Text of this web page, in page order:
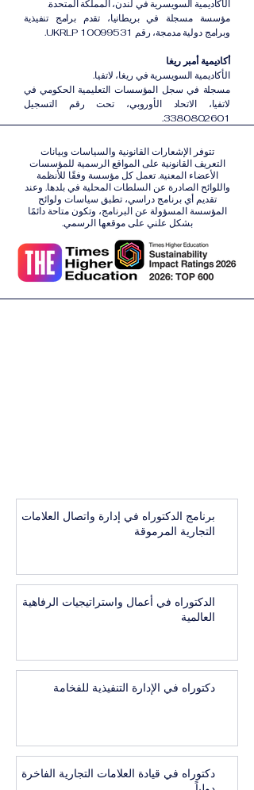
الأكاديمية السويسرية في لندن، المملكة المتحدة.
مؤسسة مسجلة في بريطانيا، تقدم برامج تنفيذية
وبرامج دولية مدمجة، رقم UKRLP 10099531.
أكاديمية أمبر ريغا
الأكاديمية السويسرية في ريغا، لاتفيا.
مسجلة في سجل المؤسسات التعليمية الحكومي في
لاتفيا، الاتحاد الأوروبي، تحت رقم التسجيل
3380802601.
تتوفر الإشعارات القانونية والسياسات وبيانات
التعريف القانونية على المواقع الرسمية للمؤسسات
الأعضاء المعنية. تعمل كل مؤسسة وفقًا للأنظمة
واللوائح الصادرة عن السلطات المحلية في بلدها. وعند
تقديم أي برنامج دراسي، تطبق سياسات ولوائح
المؤسسة المسؤولة عن البرنامج، وتكون متاحة دائمًا
بشكل علني على موقعها الرسمي.
برنامج الدكتوراه في إدارة واتصال العلامات
التجارية المرموقة
الدكتوراه في أعمال واستراتيجيات الرفاهية
العالمية
دكتوراه في الإدارة التنفيذية للفخامة
دكتوراه في قيادة العلامات التجارية الفاخرة